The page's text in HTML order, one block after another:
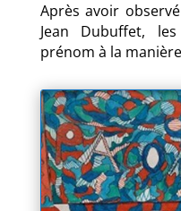
Après avoir
Jean Dubuffet,
prénom à la